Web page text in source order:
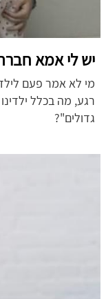
יש לי אמא
מי לא אמר פעם
רגע, מה בכלל
גדולים"?